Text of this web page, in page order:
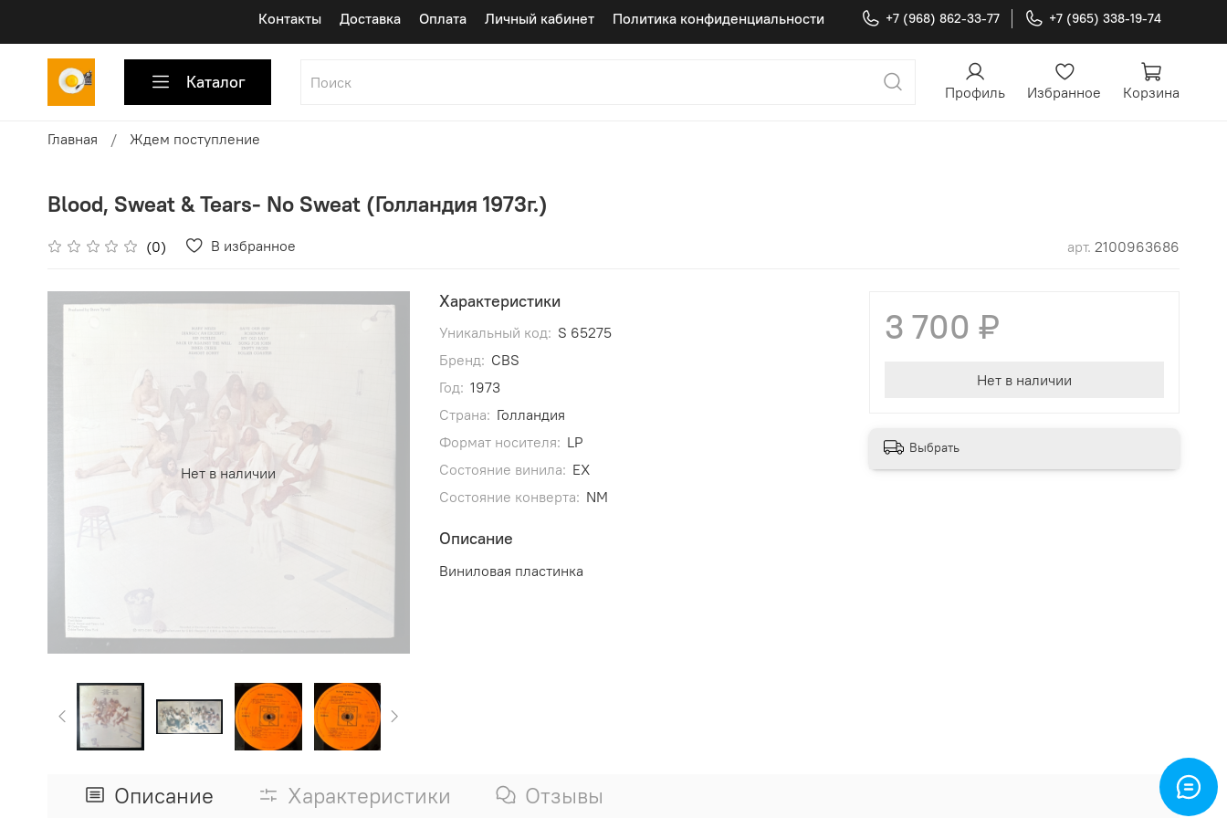
Контакты Доставка Оплата Личный кабинет Политика конфиденциальности +7 (968) 862-33-77 +7 (965) 338-19-74
Каталог Профиль Избранное Корзина
Главная Ждем поступление
Blood, Sweat & Tears- No Sweat (Голландия 1973г.)
(0) В избранное арт. 2100963686
Нет в наличии
Характеристики
Уникальный код: S 65275
Бренд: CBS
Год: 1973
Страна: Голландия
Формат носителя: LP
Состояние винила: EX
Состояние конверта: NM
Описание
Виниловая пластинка
3 700 ₽
Нет в наличии
Выбрать
Описание Характеристики Отзывы